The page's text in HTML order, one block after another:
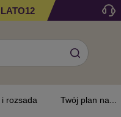
i rozsada Twój plan na...